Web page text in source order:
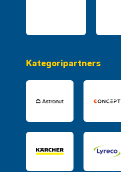
Kategoripartners